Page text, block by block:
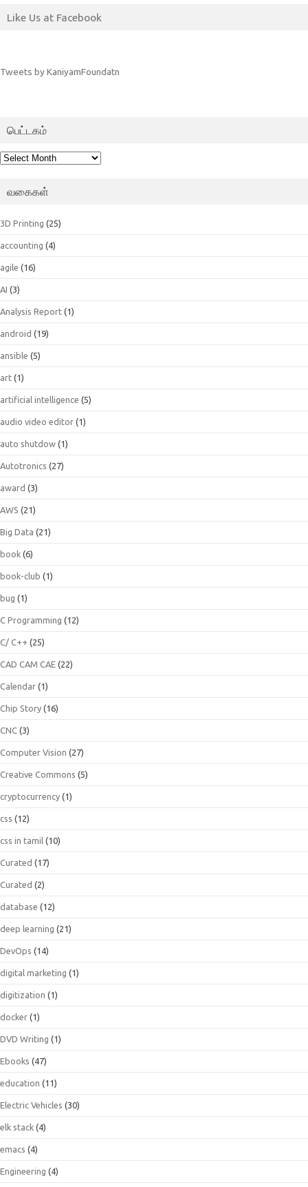
Like Us at Facebook
Tweets by KaniyamFoundatn
பெட்டகம்
பெட்டகம்
வகைகள்
3D Printing (25)
accounting (4)
agile (16)
AI (3)
Analysis Report (1)
android (19)
ansible (5)
art (1)
artificial intelligence (5)
audio video editor (1)
auto shutdow (1)
Autotronics (27)
award (3)
AWS (21)
Big Data (21)
book (6)
book-club (1)
bug (1)
C Programming (12)
C/ C++ (25)
CAD CAM CAE (22)
Calendar (1)
Chip Story (16)
CNC (3)
Computer Vision (27)
Creative Commons (5)
cryptocurrency (1)
css (12)
css in tamil (10)
Curated (17)
Curated (2)
database (12)
deep learning (21)
DevOps (14)
digital marketing (1)
digitization (1)
docker (1)
DVD Writing (1)
Ebooks (47)
education (11)
Electric Vehicles (30)
elk stack (4)
emacs (4)
Engineering (4)